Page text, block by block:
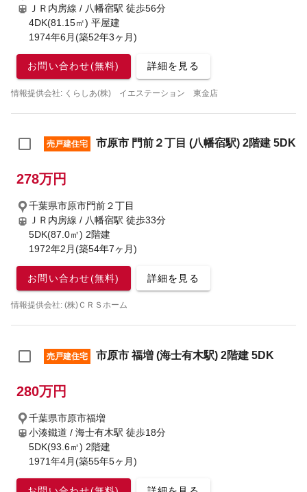
ＪＲ内房線 / 八幡宿駅 徒歩56分
4DK(81.15㎡) 平屋建
1974年6月(築52年3ヶ月)
お問い合わせ(無料) 詳細を見る
情報提供会社: くらしあ(株) イエステーション 東金店
売戸建住宅 市原市 門前２丁目 (八幡宿駅) 2階建 5DK
278万円
千葉県市原市門前２丁目
ＪＲ内房線 / 八幡宿駅 徒歩33分
5DK(87.0㎡) 2階建
1972年2月(築54年7ヶ月)
お問い合わせ(無料) 詳細を見る
情報提供会社: (株)ＣＲＳホーム
売戸建住宅 市原市 福増 (海士有木駅) 2階建 5DK
280万円
千葉県市原市福増
小湊鐵道 / 海士有木駅 徒歩18分
5DK(93.6㎡) 2階建
1971年4月(築55年5ヶ月)